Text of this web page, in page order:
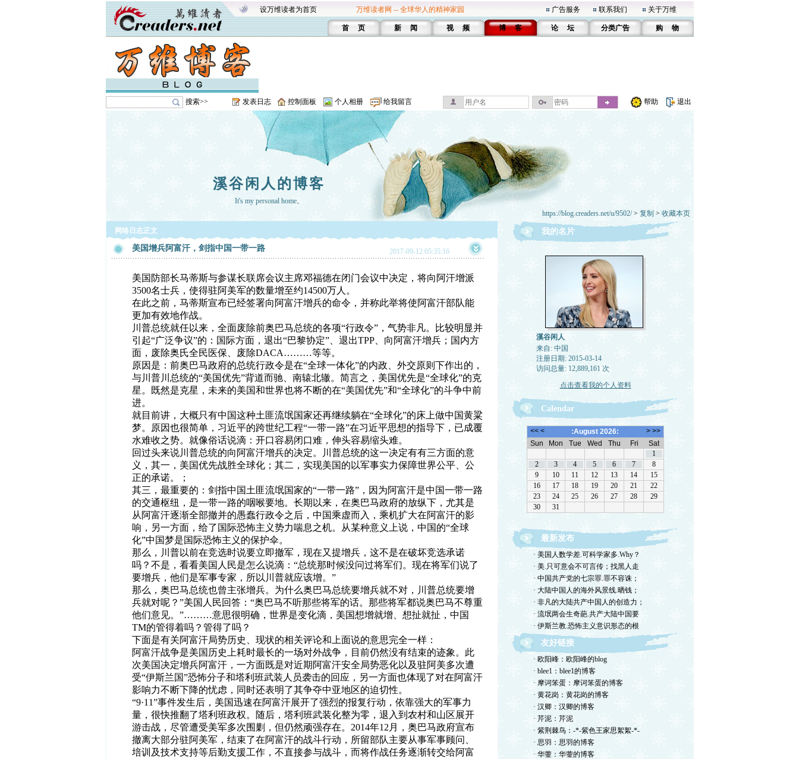
设万维读者为首页 万维读者网 -- 全球华人的精神家园 广告服务 联系我们 关于万维
首 页 新 闻 视 频 博 客 论 坛 分类广告 购 物
搜索>> 发表日志 控制面板 个人相册 给我留言 帮助 退出
溪谷闲人的博客
It's my personal home。
https://blog.creaders.net/u/9502/> 复制 > 收藏本页
网络日志正文
美国增兵阿富汗，剑指中国一带一路 2017-09-12 05:35:16
美国防部长马蒂斯与参谋长联席会议主席邓福德在闭门会议中决定，将向阿汗增派
3500名士兵，使得驻阿美军的数量增至约14500万人。
在此之前，马蒂斯宣布已经签署向阿富汗增兵的命令，并称此举将使阿富汗部队能
更加有效地作战。
川普总统就任以来，全面废除前奥巴马总统的各项“行政令”，气势非凡。比较明显并
引起“广泛争议”的：国际方面，退出“巴黎协定”、退出TPP、向阿富汗增兵；国内方
面，废除奥氏全民医保、废除DACA………等等。
原因是：前奥巴马政府的总统行政令是在“全球一体化”的内政、外交原则下作出的，
与川普川总统的“美国优先”背道而驰、南辕北辙。简言之，美国优先是“全球化”的克
星。既然是克星，未来的美国和世界也将不断的在“美国优先”和“全球化”的斗争中前
进。
就目前讲，大概只有中国这种土匪流氓国家还再继续躺在“全球化”的床上做中国黄粱
梦。原因也很简单，习近平的跨世纪工程“一带一路”在习近平思想的指导下，已成覆
水难收之势。就像俗话说滴：开口容易闭口难，伸头容易缩头难。
回过头来说川普总统的向阿富汗增兵的决定。川普总统的这一决定有有三方面的意
义，其一，美国优先战胜全球化；其二，实现美国的以军事实力保障世界公平、公
正的承诺。；
其三，最重要的：剑指中国土匪流氓国家的“一带一路”，因为阿富汗是中国一带一路
的交通枢纽，是一带一路的咽喉要地。长期以来，在奥巴马政府的放纵下，尤其是
从阿富汗逐渐全部撤并的愚蠢行政令之后，中国乘虚而入，乘机扩大在阿富汗的影
响，另一方面，给了国际恐怖主义势力喘息之机。从某种意义上说，中国的“全球
化”中国梦是国际恐怖主义的保护伞。
那么，川普以前在竞选时说要立即撤军，现在又提增兵，这不是在破坏竞选承诺
吗？不是，看看美国人民是怎么说滴：“总统那时候没问过将军们。现在将军们说了
要增兵，他们是军事专家，所以川普就应该增。”
那么，奥巴马总统也曾主张增兵。为什么奥巴马总统要增兵就不对，川普总统要增
兵就对呢？”美国人民回答：“奥巴马不听那些将军的话。那些将军都说奥巴马不尊重
他们意见。”………意思很明确，世界是变化滴，美国想增就增、想扯就扯，中国
TM的管得着吗？管得了吗？
下面是有关阿富汗局势历史、现状的相关评论和上面说的意思完全一样：
阿富汗战争是美国历史上耗时最长的一场对外战争，目前仍然没有结束的迹象。此
次美国决定增兵阿富汗，一方面既是对近期阿富汗安全局势恶化以及驻阿美多次遭
受“伊斯兰国”恐怖分子和塔利班武装人员袭击的回应，另一方面也体现了对在阿富汗
影响力不断下降的忧虑，同时还表明了其争夺中亚地区的迫切性。
“9·11”事件发生后，美国迅速在阿富汗展开了强烈的报复行动，依靠强大的军事力
量，很快推翻了塔利班政权。随后，塔利班武装化整为零，退入到农村和山区展开
游击战，尽管遭受美军多次围剿，但仍然顽强存在。2014年12月，奥巴马政府宣布
撤离大部分驻阿美军，结束了在阿富汗的战斗行动，所留部队主要从事军事顾问、
培训及技术支持等后勤支援工作，不直接参与战斗，而将作战任务逐渐转交给阿富
我的名片
溪谷闲人
来自: 中国
注册日期: 2015-03-14
访问总量: 12,889,161 次
点击查看我的个人资料
Calendar
最新发布
· 美国人数学差.可科学家多.Why？
· 美.只可意会不可言传；找黑人走
· 中国共产党的七宗罪.罪不容诛；
· 大陆中国人的海外风景线.晒钱；
· 非凡的大陆共产中国人的创造力；
· 流氓两会生奇葩.共产大陆中国要
· 伊斯兰教.恐怖主义意识形态的根
友好链接
· 欧阳峰：欧阳峰的blog
· blee1：blee1的博客
· 摩诃笨蛋：摩诃笨蛋的博客
· 黄花岗：黄花岗的博客
· 汉卿：汉卿的博客
· 芹泥：芹泥
· 紫荆棘鸟：-*-紫色王家思絮絮-*-
· 思羽：思羽的博客
· 华蓥：华蓥的博客